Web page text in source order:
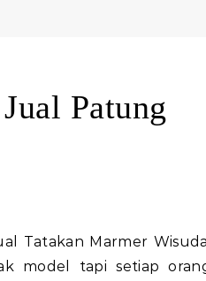
Patung
model tapi setiap